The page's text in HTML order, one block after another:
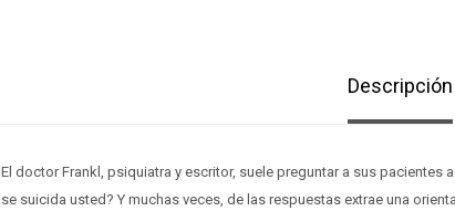
Descripción
El doctor Frankl, psiquiatra y escritor, suele preguntar a sus pacientes
se suicida usted? Y muchas veces, de las respuestas extrae una